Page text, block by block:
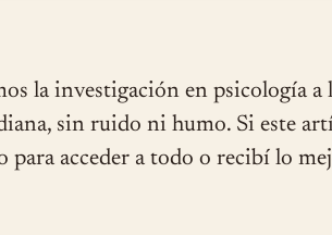
la investigación en psicología a
sin ruido ni humo. Si este
para acceder a todo o recibí lo